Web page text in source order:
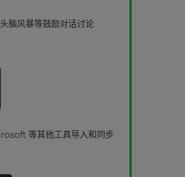
脑风暴等鼓励对话讨论
等其他工具导入和同步